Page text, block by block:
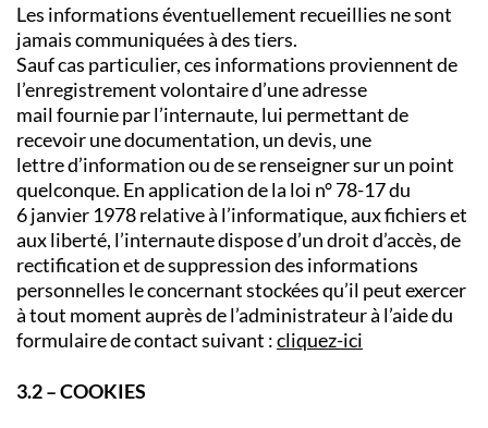
Les informations éventuellement recueillies ne sont
jamais communiquées à des tiers.
Sauf cas particulier, ces informations proviennent de
l’enregistrement volontaire d’une adresse
mail fournie par l’internaute, lui permettant de
recevoir une documentation, un devis, une
lettre d’information ou de se renseigner sur un point
quelconque. En application de la loi n° 78-17 du
6 janvier 1978 relative à l’informatique, aux fichiers et
aux liberté, l’internaute dispose d’un droit d’accès, de
rectification et de suppression des informations
personnelles le concernant stockées qu’il peut exercer
à tout moment auprès de l’administrateur à l’aide du
formulaire de contact suivant :cliquez-ici
3.2 – COOKIES